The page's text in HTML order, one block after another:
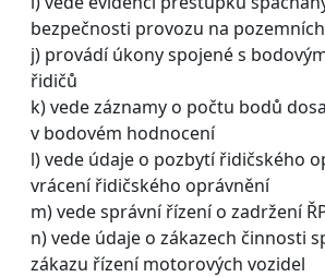
bezpečnosti provozu na
j) provádí úkony spojené s
řidičů
k) vede záznamy o počtu bodů
v bodovém hodnocení
l) vede údaje o pozbytí řidičského
vrácení řidičského oprávnění
m) vede správní řízení o zadržení
n) vede údaje o zákazech činnosti
zákazu řízení motorových vozidel